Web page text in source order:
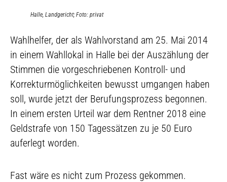
Halle, Landgericht; Foto: privat
Wahlhelfer, der als Wahlvorstand am 25. Mai 2014
in einem Wahllokal in Halle bei der Auszählung der
Stimmen die vorgeschriebenen Kontroll- und
Korrekturmöglichkeiten bewusst umgangen haben
soll, wurde jetzt der Berufungsprozess begonnen.
In einem ersten Urteil war dem Rentner 2018 eine
Geldstrafe von 150 Tagessätzen zu je 50 Euro
auferlegt worden.
Fast wäre es nicht zum Prozess gekommen.